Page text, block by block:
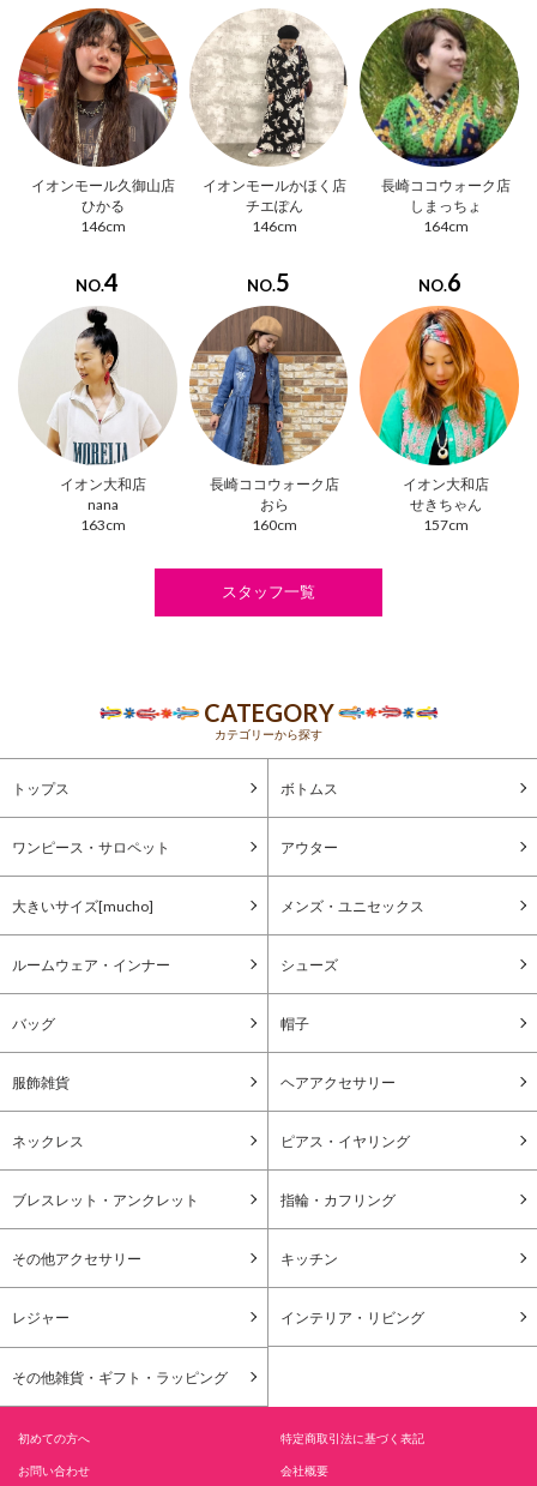
イオンモール久御山店
ひかる
146cm
イオンモールかほく店
チエぽん
146cm
長崎ココウォーク店
しまっちょ
164cm
NO.4
イオン大和店
nana
163cm
NO.5
長崎ココウォーク店
おら
160cm
NO.6
イオン大和店
せきちゃん
157cm
スタッフ一覧
CATEGORY
カテゴリーから探す
トップス ボトムス
ワンピース・サロペット アウター
大きいサイズ[mucho] メンズ・ユニセックス
ルームウェア・インナー シューズ
バッグ 帽子
服飾雑貨 ヘアアクセサリー
ネックレス ピアス・イヤリング
ブレスレット・アンクレット 指輪・カフリング
その他アクセサリー キッチン
レジャー インテリア・リビング
その他雑貨・ギフト・ラッピング
初めての方へ 特定商取引法に基づく表記
お問い合わせ 会社概要